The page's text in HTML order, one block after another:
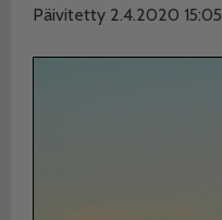
Päivitetty 2.4.2020 15:05